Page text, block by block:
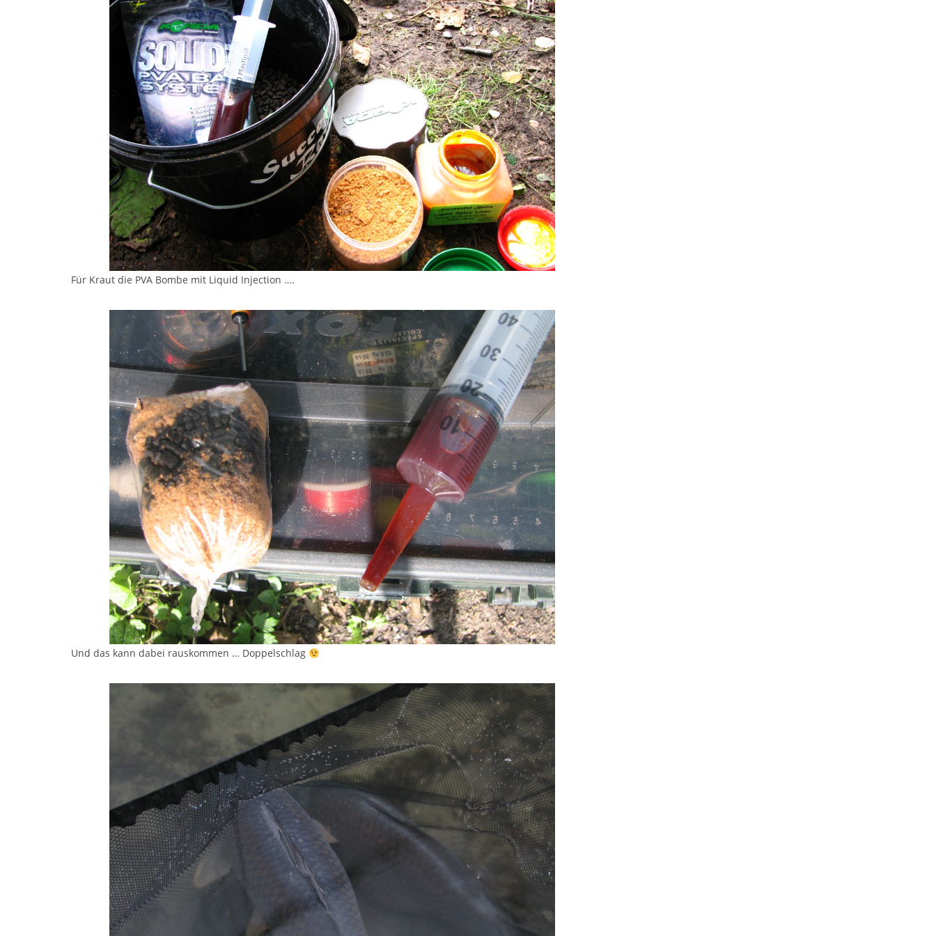
Für Kraut die PVA Bombe mit Liquid Injection ….
Und das kann dabei rauskommen … Doppelschlag